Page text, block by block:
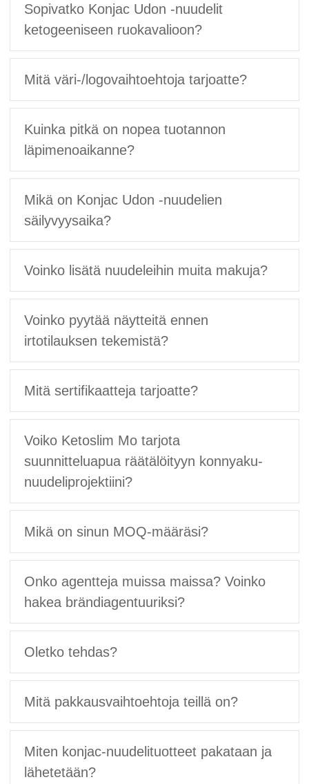
Sopivatko Konjac Udon -nuudelit
ketogeeniseen ruokavalioon?
Mitä väri-/logovaihtoehtoja tarjoatte?
Kuinka pitkä on nopea tuotannon
läpimenoaikanne?
Mikä on Konjac Udon -nuudelien
säilyvyysaika?
Voinko lisätä nuudeleihin muita makuja?
Voinko pyytää näytteitä ennen
irtotilauksen tekemistä?
Mitä sertifikaatteja tarjoatte?
Voiko Ketoslim Mo tarjota
suunnitteluapua räätälöityyn konnyaku-
nuudeliprojektiini?
Mikä on sinun MOQ-määräsi?
Onko agentteja muissa maissa? Voinko
hakea brändiagentuuriksi?
Oletko tehdas?
Mitä pakkausvaihtoehtoja teillä on?
Miten konjac-nuudelituotteet pakataan ja
lähetetään?